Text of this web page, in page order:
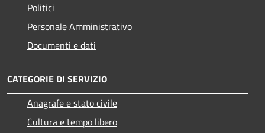
Politici
Personale Amministrativo
Documenti e dati
CATEGORIE DI SERVIZIO
Anagrafe e stato civile
Cultura e tempo libero